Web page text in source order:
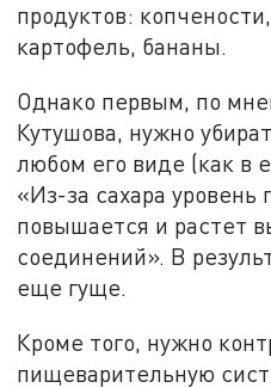
продуктов:
картофель, бананы.
Однако первым, по
Кутушова, нужно
любом его виде (как в
«Из-за сахара уровень
повышается и растет
соединений». В
еще гуще.
Кроме того, нужно
пищеварительную